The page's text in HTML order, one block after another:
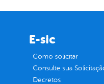
E-sic
Como solicitar
Consulte sua
Decretos